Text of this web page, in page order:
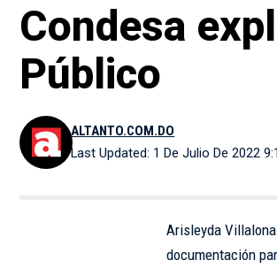
Condesa
Público
Last Updated: 1 De Julio De 2022
ALTANTO.COM.DO
Arisleyda
documentación